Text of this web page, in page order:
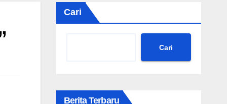
Cari
Cari
Berita Terbaru